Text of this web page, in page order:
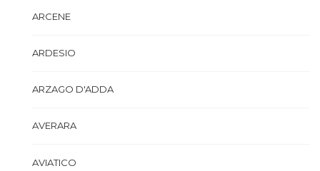
ARCENE
ARDESIO
ARZAGO D'ADDA
AVERARA
AVIATICO